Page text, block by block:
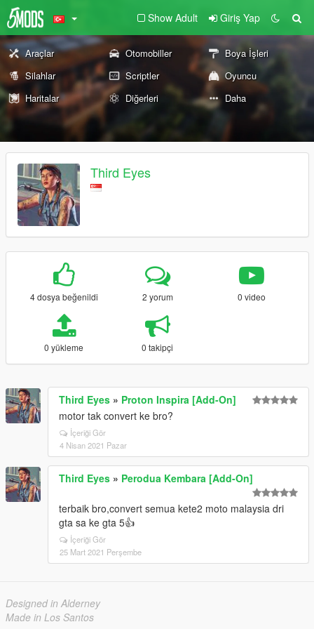
Show Adult Giriş Yap
Araçlar Otomobiller
Boya İşleri
Silahlar
Scriptler
Oyuncu
Haritalar
Diğerleri Daha
Third Eyes
4 dosya beğenildi 2 yorum 0 video
0 yükleme 0 takipçi
Third Eyes » Proton Inspira [Add-On]
motor tak convert ke bro?
İçeriği Gör
4 Nisan 2021 Pazar
Third Eyes » Perodua Kembara [Add-On]
terbaik bro,convert semua kete2 moto malaysia dri
gta sa ke gta 5👍
İçeriği Gör
25 Mart 2021 Perşembe
Designed in Alderney
Made in Los Santos